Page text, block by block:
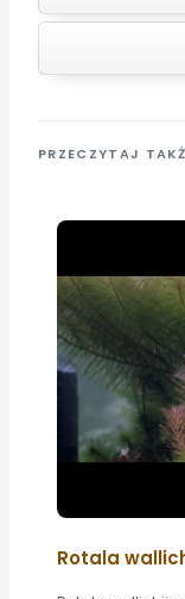
PRZECZYTAJ
Rotala